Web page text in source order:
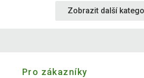
Zobrazit další
Pro zákazníky